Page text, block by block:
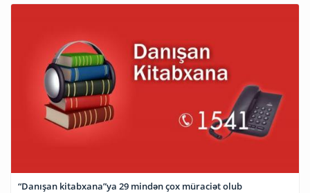
“Danışan kitabxana”ya 29 mindən çox müraciət olub